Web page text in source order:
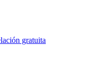
gratuita